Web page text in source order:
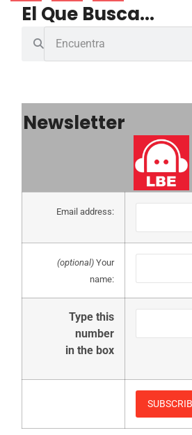
El Que Busca...
Newsletter
Email address:
(optional) Your
name:
Type this
number
in the box